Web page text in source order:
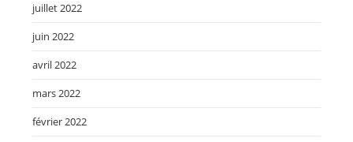
juillet 2022
juin 2022
avril 2022
mars 2022
février 2022